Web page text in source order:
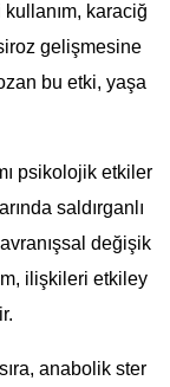
karaciğ
gelişmesine
bu etki, yaşa
psikolojik etkiler
saldırganlı
değişik
ilişkileri etkiley
anabolik ster